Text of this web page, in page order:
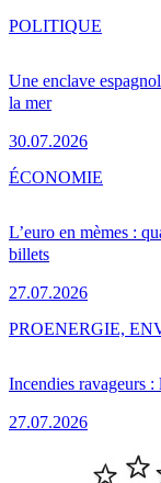
Une enclave
la mer
30.07.2026
POLITIQUE
L’euro en mèmes :
billets
27.07.2026
ÉCONOMIE
Incendies ravageurs
27.07.2026
PROENERGIE,